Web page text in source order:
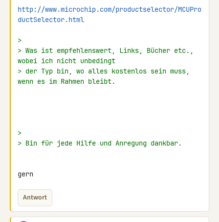
http://www.microchip.com/productselector/MCUPro
ductSelector.html
>
> Was ist empfehlenswert, Links, Bücher etc.,
wobei ich nicht unbedingt
> der Typ bin, wo alles kostenlos sein muss,
wenn es im Rahmen bleibt.
>
> Bin für jede Hilfe und Anregung dankbar.
gern
Antwort